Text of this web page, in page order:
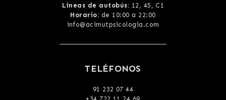
Líneas de autobús: 12, 45, C1
Horario: de 10:00 a 22:00
info@acimutpsicologia.com
TELÉFONOS
91 232 07 44